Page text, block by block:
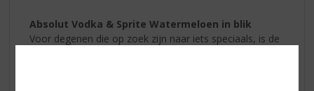
Absolut Vodka & Sprite Watermeloen in blik
Voor degenen die op zoek zijn naar iets speciaals, is de